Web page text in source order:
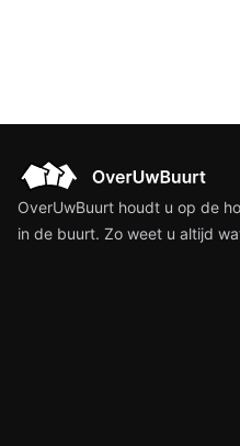
OverUwBuurt houdt u op de
in de buurt. Zo weet u altijd